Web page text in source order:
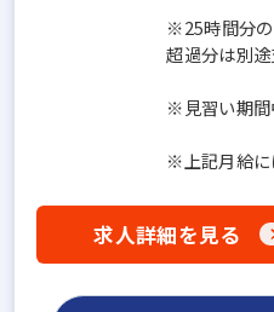
※25時間分の
超過分は別途
※見習い期間
※上記月給に
求人詳細を見る